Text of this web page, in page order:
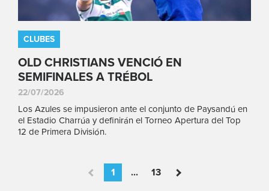
CLUBES
OLD CHRISTIANS VENCIÓ EN
SEMIFINALES A TRÉBOL
22/07/2026
Los Azules se impusieron ante el conjunto de Paysandú en
el Estadio Charrúa y definirán el Torneo Apertura del Top
12 de Primera División.
1 ... 13